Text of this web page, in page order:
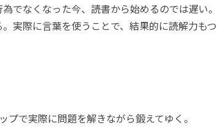
でなくなった今、読書から始めるのでは遅い。
実際に言葉を使うことで、結果的に読解力もつ
で実際に問題を解きながら鍛えてゆく。